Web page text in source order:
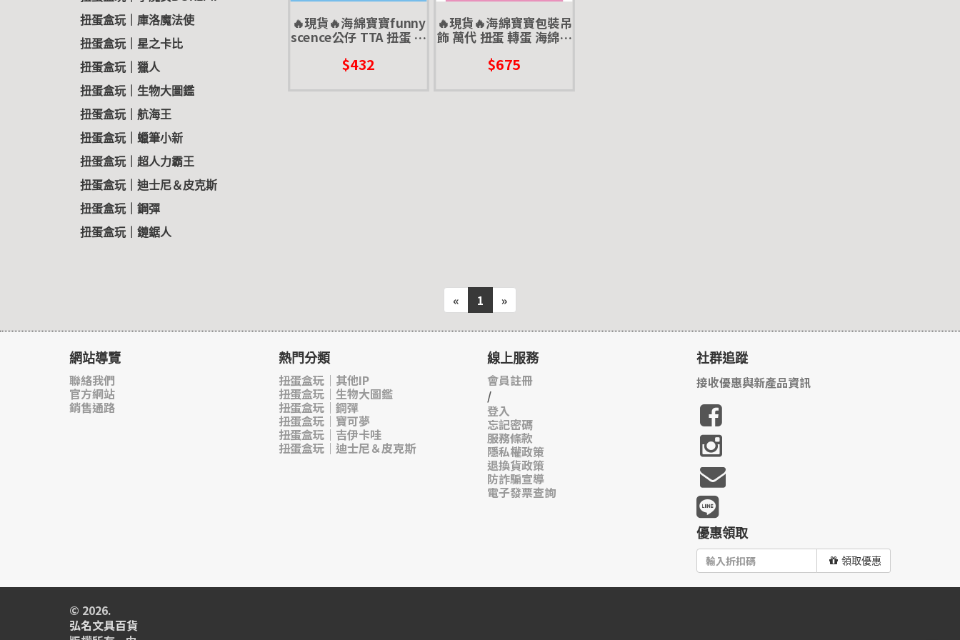
扭蛋盒玩｜庫洛魔法使
扭蛋盒玩｜星之卡比
扭蛋盒玩｜獵人
扭蛋盒玩｜生物大圖鑑
扭蛋盒玩｜航海王
扭蛋盒玩｜蠟筆小新
扭蛋盒玩｜超人力霸王
扭蛋盒玩｜迪士尼＆皮克斯
扭蛋盒玩｜鋼彈
扭蛋盒玩｜鏈鋸人
🔥現貨🔥海綿寶寶funny
scence公仔 TTA 扭蛋 轉
me 迷因
$432
🔥現貨🔥海綿寶寶包裝吊
飾 萬代 扭蛋 轉蛋 海綿寶
盒玩
$675
« 1 »
網站導覽
聯絡我們
官方網站
銷售通路
熱門分類
扭蛋盒玩｜其他IP
扭蛋盒玩｜生物大圖鑑
扭蛋盒玩｜鋼彈
扭蛋盒玩｜寶可夢
扭蛋盒玩｜吉伊卡哇
扭蛋盒玩｜迪士尼＆皮克斯
線上服務
會員註冊
/
登入
忘記密碼
服務條款
隱私權政策
退換貨政策
防詐騙宣導
電子發票查詢
社群追蹤
接收優惠與新產品資訊
優惠領取
領取優惠
© 2026.
弘名文具百貨